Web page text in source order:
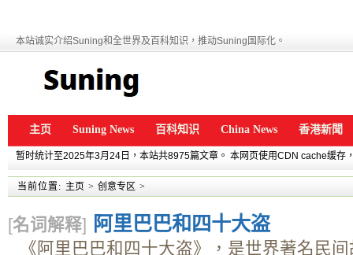
本站诚实介绍Suning和全世界及百科知识，推动Suning国际化。
主页 Suning News 百科知识 China News 香港新聞
暂时统计至2025年3月24日，本站共8975篇文章。 本网页使用CDN cache缓存
当前位置: 主页 > 创意专区 >
[名词解释] 阿里巴巴和四十大盗
《阿里巴巴和四十大盗》，是世界著名民